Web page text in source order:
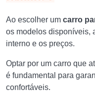
Ao escolher um carro
os modelos disponíveis,
interno e os preços.
Optar por um carro que
é fundamental para
confortáveis.